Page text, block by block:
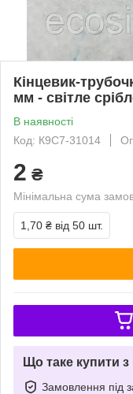
Кінцевик-
мм - світле
В наявності
Код: К9С7-31014
2 ₴
Мінімальна сума
1,70 ₴ від 50 шт.
Що таке купити
Замовлення під